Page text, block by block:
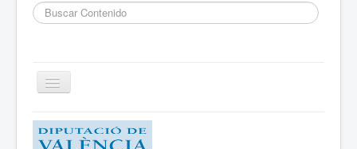
Buscar...
Cambiar
navegación
Aeromodelismo / Aeromodelisme